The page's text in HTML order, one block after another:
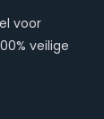
voor
veilige